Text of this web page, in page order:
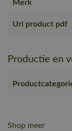
Merk
Url product pdf
Productie en
Shop meer